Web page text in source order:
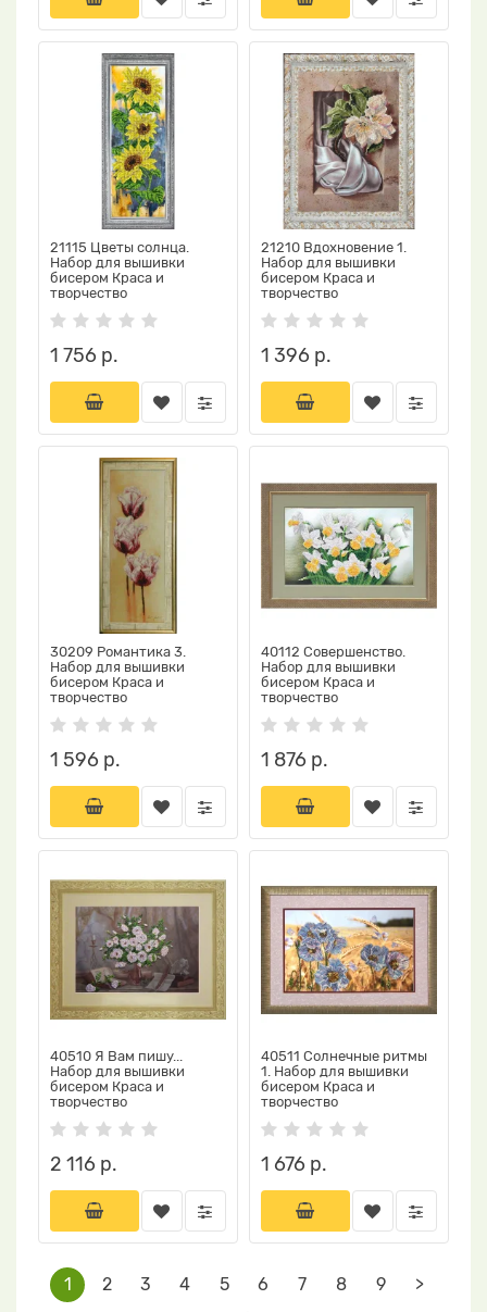
21115 Цветы солнца.
Набор для вышивки
бисером Краса и
творчество
1 756 р.
21210 Вдохновение 1.
Набор для вышивки
бисером Краса и
творчество
1 396 р.
30209 Романтика 3.
Набор для вышивки
бисером Краса и
творчество
1 596 р.
40112 Совершенство.
Набор для вышивки
бисером Краса и
творчество
1 876 р.
40510 Я Вам пишу...
Набор для вышивки
бисером Краса и
творчество
2 116 р.
40511 Солнечные ритмы
1. Набор для вышивки
бисером Краса и
творчество
1 676 р.
1 2 3 4 5 6 7 8 9
>